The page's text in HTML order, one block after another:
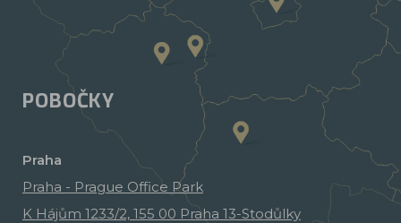
POBOČKY
Praha
Praha - Prague Office Park
K Hájům 1233/2, 155 00 Praha 13-Stodůlky